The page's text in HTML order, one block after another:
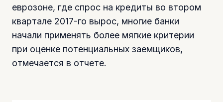
еврозоне, где спрос на кредиты во втором
квартале 2017-го вырос, многие банки
начали применять более мягкие критерии
при оценке потенциальных заемщиков,
отмечается в отчете.